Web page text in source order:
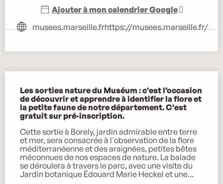
Ajouter à mon calendrier Google
musees.marseille.frhttps://musees.marseille.fr/
Les sorties nature du Muséum : c'est l’occasion
de découvrir et apprendre à identifier la flore et
la petite faune de notre département. C'est
gratuit sur pré-inscription.
Cette sortie à Borely, jardin admirable entre terre
et mer, sera consacrée à l'observation de la flore
méditerranéenne et des araignées, petites bêtes
méconnues de nos espaces de nature. La balade
se déroulera à travers le parc, avec une visite du
Jardin botanique Édouard Marie Heckel et une...